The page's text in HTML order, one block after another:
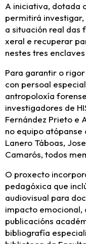
A iniciativa, dotada
permitirá
a situación real das
xeral e recuperar
nestes tres
Para garantir o
con persoal
antropoloxía
investigadores de
Fernández Prieto e
no equipo atópanse
Lanero Táboas,
Camarós, todos
O proxecto
pedagóxica que
audiovisual para
impacto emocional,
publicacións
bibliografía